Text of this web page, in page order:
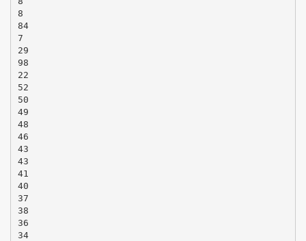
8
84
7
29
98
22
52
50
49
48
46
43
43
41
40
37
38
36
34